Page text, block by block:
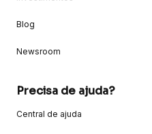
Blog
Newsroom
Precisa de ajuda?
Central de ajuda